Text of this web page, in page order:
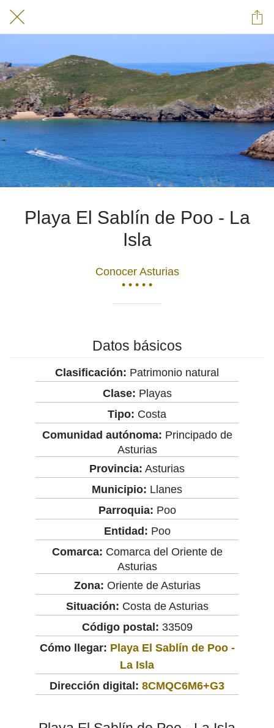
Playa El Sablín de Poo - La
Isla
Conocer Asturias
• • • • •
Datos básicos
Clasificación: Patrimonio natural
Clase: Playas
Tipo: Costa
Comunidad autónoma: Principado de
Asturias
Provincia: Asturias
Municipio: Llanes
Parroquia: Poo
Entidad: Poo
Comarca: Comarca del Oriente de
Asturias
Zona: Oriente de Asturias
Situación: Costa de Asturias
Código postal: 33509
Cómo llegar: Playa El Sablín de Poo -
La Isla
Dirección digital: 8CMQC6M6+G3